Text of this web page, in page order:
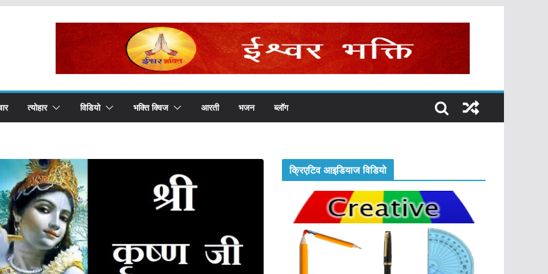
त्योहार विडियो भक्ति क्विज आरती भजन ब्लॉग
क्रिएटिव आइडियाज विडियो